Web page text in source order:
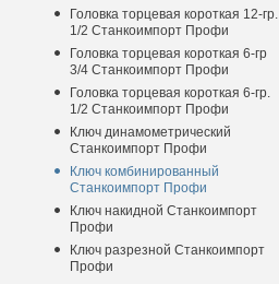
Головка торцевая короткая 12-гр.
1/2 Станкоимпорт Профи
Головка торцевая короткая 6-гр
3/4 Станкоимпорт Профи
Головка торцевая короткая 6-гр.
1/2 Станкоимпорт Профи
Ключ динамометрический
Станкоимпорт Профи
Ключ комбинированный
Станкоимпорт Профи
Ключ накидной Станкоимпорт
Профи
Ключ разрезной Станкоимпорт
Профи